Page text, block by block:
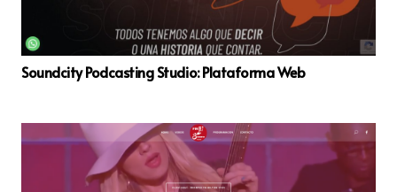
Soundcity Podcasting Studio: Plataforma Web